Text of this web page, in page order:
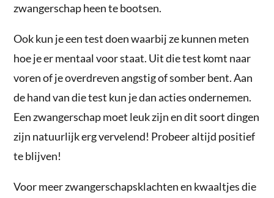
zwangerschap heen te bootsen.
Ook kun je een test doen waarbij ze kunnen meten
hoe je er mentaal voor staat. Uit die test komt naar
voren of je overdreven angstig of somber bent. Aan
de hand van die test kun je dan acties ondernemen.
Een zwangerschap moet leuk zijn en dit soort dingen
zijn natuurlijk erg vervelend! Probeer altijd positief
te blijven!
Voor meer zwangerschapsklachten en kwaaltjes die